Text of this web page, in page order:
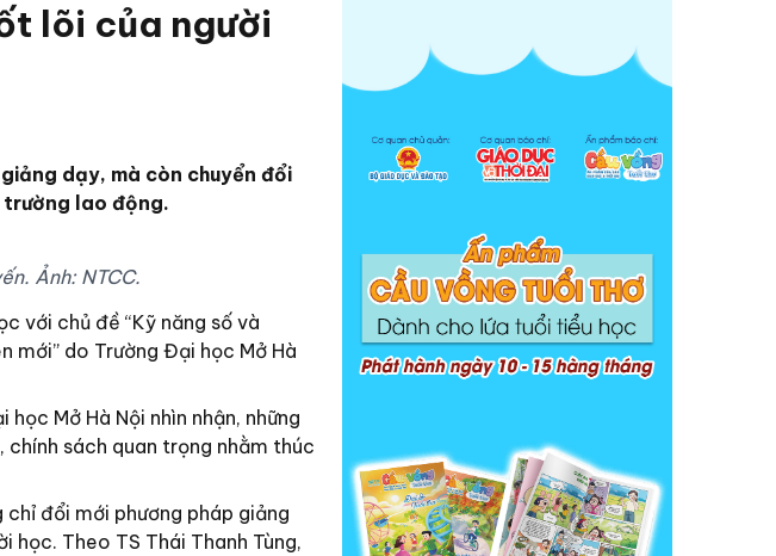
lõi của người
dạy, mà còn chuyển đổi
trường lao động.
Ảnh: NTCC.
với chủ đề “Kỹ năng số và
mới” do Trường Đại học Mở Hà
Mở Hà Nội nhìn nhận, những
chính sách quan trọng nhằm thúc
đổi mới phương pháp giảng
Theo TS Thái Thanh Tùng,